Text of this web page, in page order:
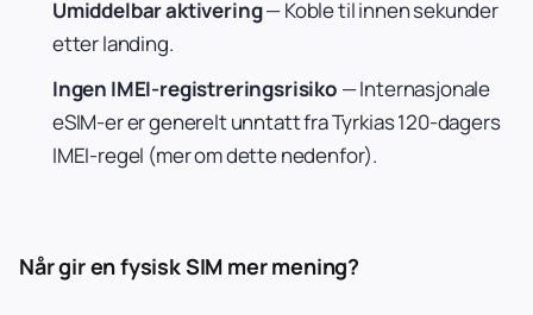
Umiddelbar aktivering— Koble til innen sekunder
etter landing.
Ingen IMEI-registreringsrisiko — Internasjonale
eSIM-er er generelt unntatt fra Tyrkias 120-dagers
IMEI-regel (mer om dette nedenfor).
Når gir en fysisk SIM mer mening?